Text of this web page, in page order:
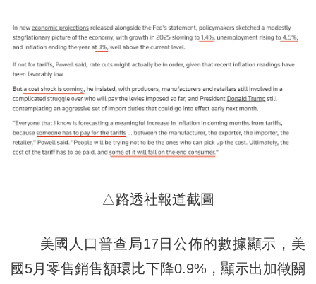
△路透社報道截圖
美國人口普查局17日公佈的數據顯示，美
國5月零售銷售額環比下降0.9%，顯示出加徵關